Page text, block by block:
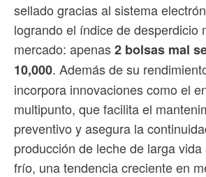
sellado gracias al sistema
logrando el índice de desperdicio
mercado: apenas2 bolsas mal
10,000. Además de su
incorpora innovaciones como el
multipunto, que facilita el
preventivo y asegura la
producción de leche de larga
frío, una tendencia creciente en